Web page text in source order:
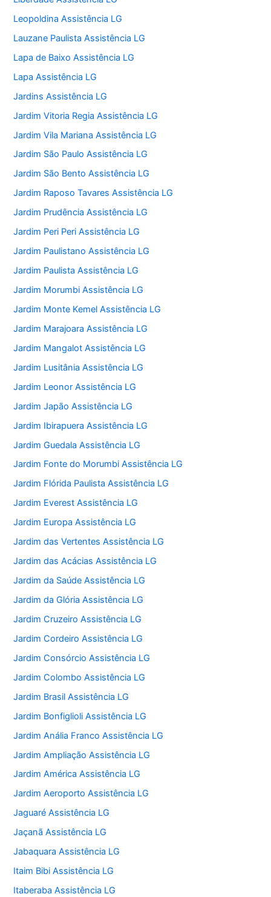
Leopoldina Assistência LG
Lauzane Paulista Assistência LG
Lapa de Baixo Assistência LG
Lapa Assistência LG
Jardins Assistência LG
Jardim Vitoria Regia Assistência LG
Jardim Vila Mariana Assistência LG
Jardim São Paulo Assistência LG
Jardim São Bento Assistência LG
Jardim Raposo Tavares Assistência LG
Jardim Prudência Assistência LG
Jardim Peri Peri Assistência LG
Jardim Paulistano Assistência LG
Jardim Paulista Assistência LG
Jardim Morumbi Assistência LG
Jardim Monte Kemel Assistência LG
Jardim Marajoara Assistência LG
Jardim Mangalot Assistência LG
Jardim Lusitânia Assistência LG
Jardim Leonor Assistência LG
Jardim Japão Assistência LG
Jardim Ibirapuera Assistência LG
Jardim Guedala Assistência LG
Jardim Fonte do Morumbi Assistência LG
Jardim Flórida Paulista Assistência LG
Jardim Everest Assistência LG
Jardim Europa Assistência LG
Jardim das Vertentes Assistência LG
Jardim das Acácias Assistência LG
Jardim da Saúde Assistência LG
Jardim da Glória Assistência LG
Jardim Cruzeiro Assistência LG
Jardim Cordeiro Assistência LG
Jardim Consórcio Assistência LG
Jardim Colombo Assistência LG
Jardim Brasil Assistência LG
Jardim Bonfiglioli Assistência LG
Jardim Anália Franco Assistência LG
Jardim Ampliação Assistência LG
Jardim América Assistência LG
Jardim Aeroporto Assistência LG
Jaguaré Assistência LG
Jaçanã Assistência LG
Jabaquara Assistência LG
Itaim Bibi Assistência LG
Itaberaba Assistência LG